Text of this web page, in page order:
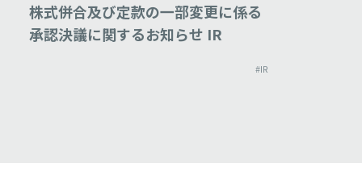
株式併合及び定款の一部変更に係る
承認決議に関するお知らせ IR
#IR